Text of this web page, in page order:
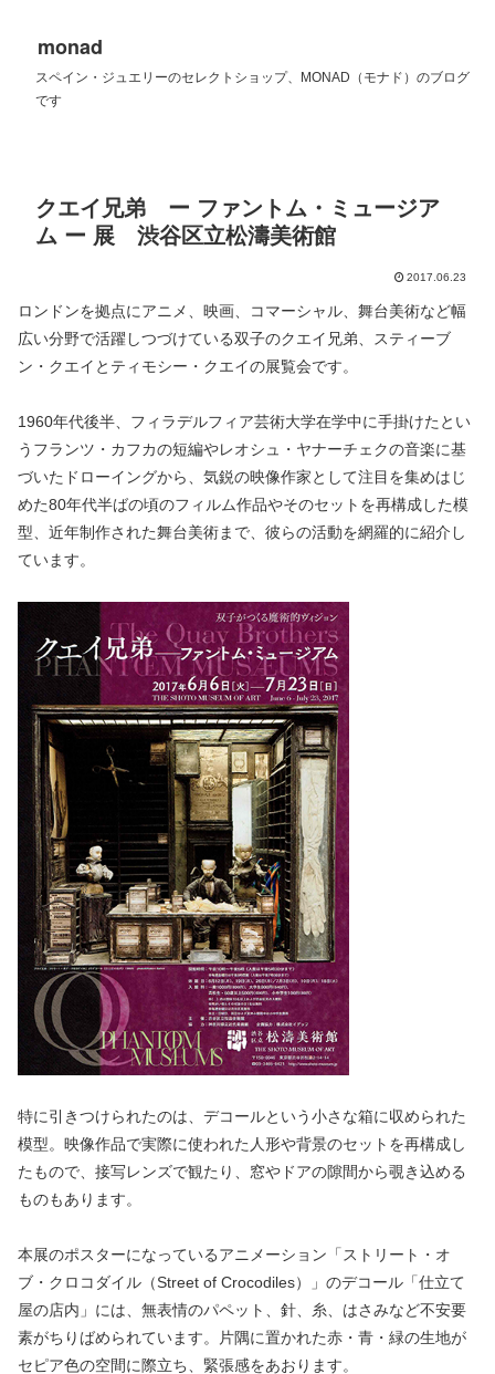
monad
スペイン・ジュエリーのセレクトショップ、MONAD（モナド）のブログ
です
クエイ兄弟 ー ファントム・ミュージア
ム ー 展 渋谷区立松濤美術館
2017.06.23
ロンドンを拠点にアニメ、映画、コマーシャル、舞台美術など幅
広い分野で活躍しつづけている双子のクエイ兄弟、スティーブ
ン・クエイとティモシー・クエイの展覧会です。
1960年代後半、フィラデルフィア芸術大学在学中に手掛けたとい
うフランツ・カフカの短編やレオシュ・ヤナーチェクの音楽に基
づいたドローイングから、気鋭の映像作家として注目を集めはじ
めた80年代半ばの頃のフィルム作品やそのセットを再構成した模
型、近年制作された舞台美術まで、彼らの活動を網羅的に紹介し
ています。
特に引きつけられたのは、デコールという小さな箱に収められた
模型。映像作品で実際に使われた人形や背景のセットを再構成し
たもので、接写レンズで観たり、窓やドアの隙間から覗き込める
ものもあります。
本展のポスターになっているアニメーション「ストリート・オ
ブ・クロコダイル（Street of Crocodiles）」のデコール「仕立て
屋の店内」には、無表情のパペット、針、糸、はさみなど不安要
素がちりばめられています。片隅に置かれた赤・青・緑の生地が
セピア色の空間に際立ち、緊張感をあおります。